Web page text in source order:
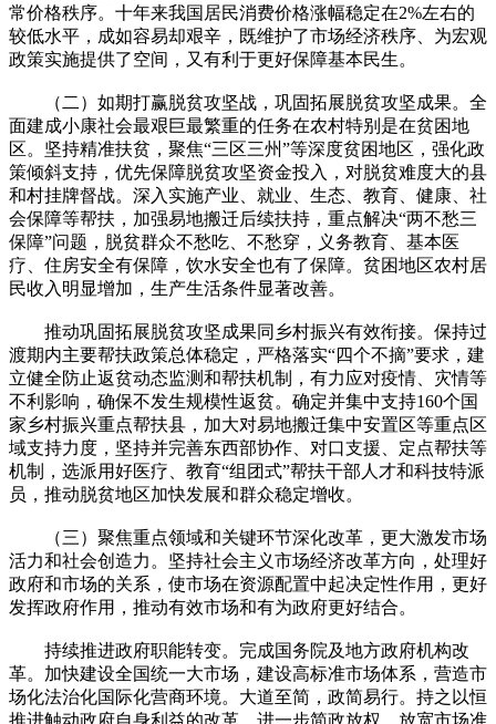
常价格秩序。十年来我国居民消费价格涨幅稳定在2%左右的
较低水平，成如容易却艰辛，既维护了市场经济秩序、为宏观
政策实施提供了空间，又有利于更好保障基本民生。
（二）如期打赢脱贫攻坚战，巩固拓展脱贫攻坚成果。全
面建成小康社会最艰巨最繁重的任务在农村特别是在贫困地
区。坚持精准扶贫，聚焦“三区三州”等深度贫困地区，强化政
策倾斜支持，优先保障脱贫攻坚资金投入，对脱贫难度大的县
和村挂牌督战。深入实施产业、就业、生态、教育、健康、社
会保障等帮扶，加强易地搬迁后续扶持，重点解决“两不愁三
保障”问题，脱贫群众不愁吃、不愁穿，义务教育、基本医
疗、住房安全有保障，饮水安全也有了保障。贫困地区农村居
民收入明显增加，生产生活条件显著改善。
推动巩固拓展脱贫攻坚成果同乡村振兴有效衔接。保持过
渡期内主要帮扶政策总体稳定，严格落实“四个不摘”要求，建
立健全防止返贫动态监测和帮扶机制，有力应对疫情、灾情等
不利影响，确保不发生规模性返贫。确定并集中支持160个国
家乡村振兴重点帮扶县，加大对易地搬迁集中安置区等重点区
域支持力度，坚持并完善东西部协作、对口支援、定点帮扶等
机制，选派用好医疗、教育“组团式”帮扶干部人才和科技特派
员，推动脱贫地区加快发展和群众稳定增收。
（三）聚焦重点领域和关键环节深化改革，更大激发市场
活力和社会创造力。坚持社会主义市场经济改革方向，处理好
政府和市场的关系，使市场在资源配置中起决定性作用，更好
发挥政府作用，推动有效市场和有为政府更好结合。
持续推进政府职能转变。完成国务院及地方政府机构改
革。加快建设全国统一大市场，建设高标准市场体系，营造市
场化法治化国际化营商环境。大道至简，政简易行。持之以恒
推进触动政府自身利益的改革。进一步简政放权，放宽市场准